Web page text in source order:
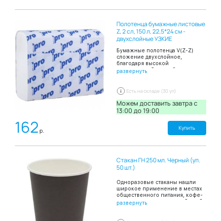
биологических жидкостей,
для гигиеничного и
комфортного проведения
процедур. Упаковка в форме
рулона удобна в применении и
хранении. Цвет: белый. Размер:
80х200 см. В рулоне: 100
простыней. разделены
перфорацией.
Полотенца бумажные листовые
Z, 2 сл, 150 л, 22,5*24 см -
двухслойные УЗКИЕ
Бумажные полотенца V(Z-Z)
сложение двухслойное,
благодаря высокой
впитывающей способности
эффективно и быстро
листов.
развернуть
Есть на складе (30 уп)
Можем доставить завтра c
13:00 до 19:00
162 р. Купить
Стакан ГН 250 мл. Черный (уп.
50 шт.)
Одноразовые стаканы нашли
широкое применение в местах
общественного питания, кофе-
шопов, киосков с уличной едой,
развернуть